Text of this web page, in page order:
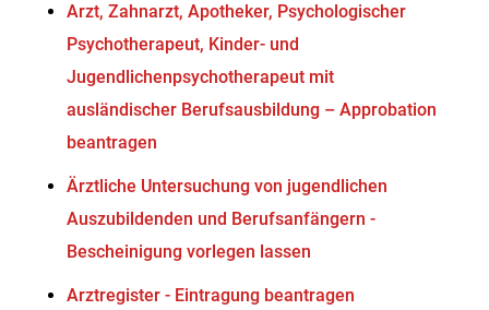
Arzt, Zahnarzt, Apotheker, Psychologischer
Psychotherapeut, Kinder- und
Jugendlichenpsychotherapeut mit
ausländischer Berufsausbildung – Approbation
beantragen
Ärztliche Untersuchung von jugendlichen
Auszubildenden und Berufsanfängern -
Bescheinigung vorlegen lassen
Arztregister - Eintragung beantragen